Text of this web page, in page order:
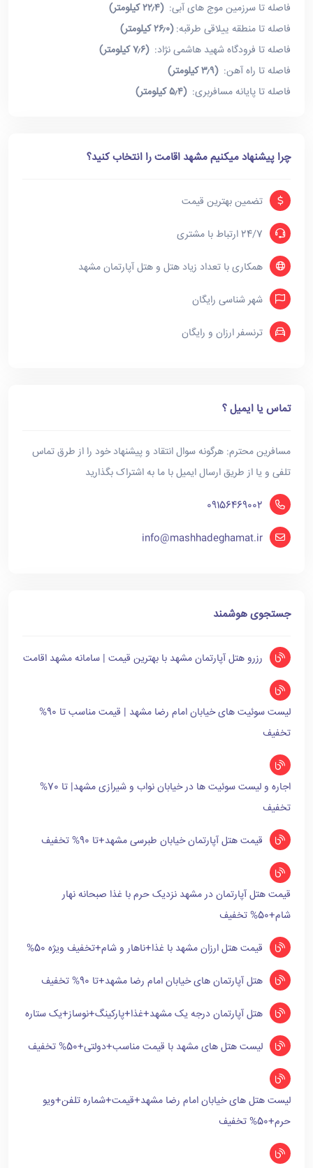
فاصله تا سرزمین موج های آبی:(۲۲٫۴ کیلومتر)
فاصله تا منطقه ییلاقی طرقبه:(۲۶٫۰ کیلومتر)
فاصله تا فرودگاه شهید هاشمی نژاد:(۷٫۶ کیلومتر)
فاصله تا راه آهن:(۳٫۹ کیلومتر)
فاصله تا پایانه مسافربری:(۵٫۴ کیلومتر)
چرا پیشنهاد میکنیم مشهد اقامت را انتخاب کنید؟
تضمین بهترین قیمت
24/7 ارتباط با مشتری
همکاری با تعداد زیاد هتل و هتل آپارتمان مشهد
شهر شناسی رایگان
ترنسفر ارزان و رایگان
تماس یا ایمیل ؟
مسافرین محترم: هرگونه سوال انتقاد و پیشنهاد خود را از طرق تماس
تلفی و یا از طریق ارسال ایمیل با ما به اشتراک بگذارید
09156469002
info@mashhadeghamat.ir
جستجوی هوشمند
رزرو هتل آپارتمان مشهد با بهترین قیمت | سامانه مشهد اقامت
لیست سوئیت های خیابان امام رضا مشهد | قیمت مناسب تا 90%
تخفیف
اجاره و لیست سوئیت ها در خیابان نواب و شیرازی مشهد| تا 70%
تخفیف
قیمت هتل آپارتمان خیابان طبرسی مشهد+تا 90% تخفیف
قیمت هتل آپارتمان در مشهد نزدیک حرم با غذا صبحانه نهار
شام+50% تخفیف
قیمت هتل ارزان مشهد با غذا+ناهار و شام+تخفیف ویژه 50%
هتل آپارتمان های خیابان امام رضا مشهد+تا 90% تخفیف
هتل آپارتمان درجه یک مشهد+غذا+پارکینگ+نوساز+یک ستاره
لیست هتل های مشهد با قیمت مناسب+دولتی+50% تخفیف
لیست هتل های خیابان امام رضا مشهد+قیمت+شماره تلفن+ویو
حرم+50% تخفیف